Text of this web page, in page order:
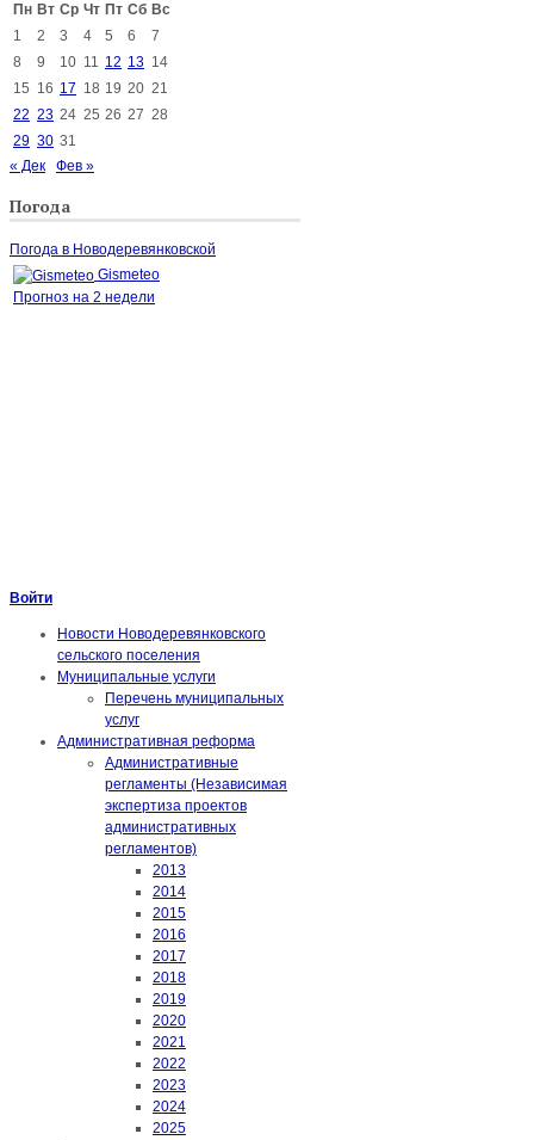
Пн Вт Ср Чт Пт Сб Вс
1
2 3 4 5 6
7
8
9 10 11 12 13 14
15 16 17 18 19 20 21
22 23 24 25 26 27 28
29 30 31
« Дек
Фев »
Погода
Погода в Новодеревянковской
Gismeteo
Прогноз на 2 недели
Войти
Новости Новодеревянковского
сельского поселения
Муниципальные услуги
Перечень муниципальных
услуг
Административная реформа
Административные
регламенты (Независимая
экспертиза проектов
административных
регламентов)
2013
2014
2015
2016
2017
2018
2019
2020
2021
2022
2023
2024
2025